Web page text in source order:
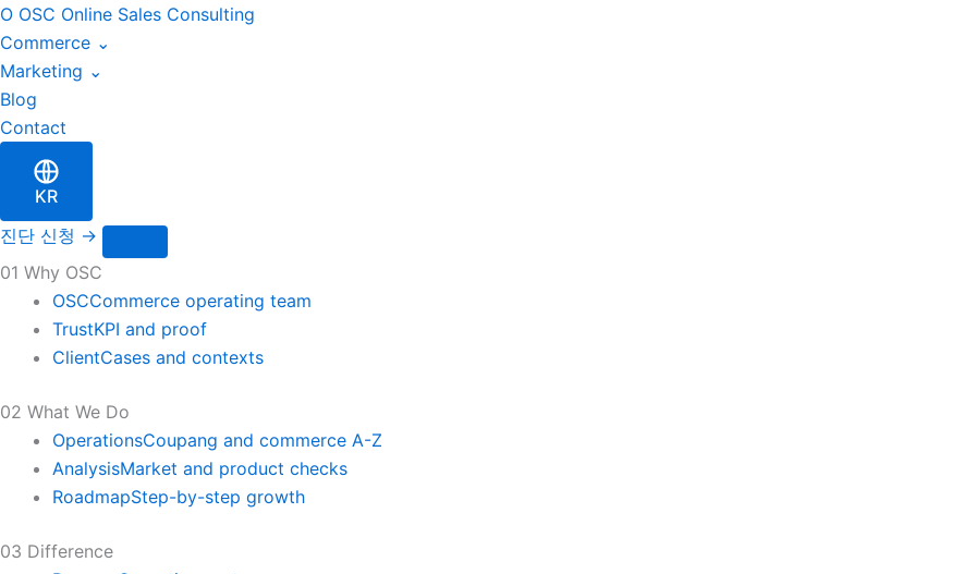
Skip
to
content
O OSC Online Sales Consulting
Commerce ⌄
Marketing ⌄
Blog
Contact
KR
진단 신청 →
01 Why OSC
OSCCommerce operating team
TrustKPI and proof
ClientCases and contexts
02 What We Do
OperationsCoupang and commerce A-Z
AnalysisMarket and product checks
RoadmapStep-by-step growth
03 Difference
이
일